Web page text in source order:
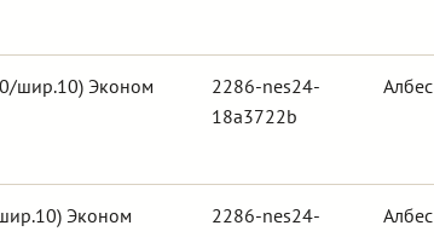
шир.10) Эконом
2286-nes24-
18a3722b
Албес
Эконом
2286-nes24-
Албес